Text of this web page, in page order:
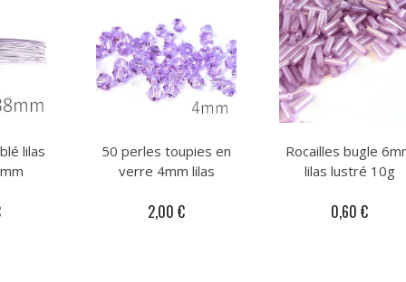
lilas
50 perles toupies en
verre 4mm lilas
2,00 €
Rocailles bugle
lilas lustré 10g
0,60 €